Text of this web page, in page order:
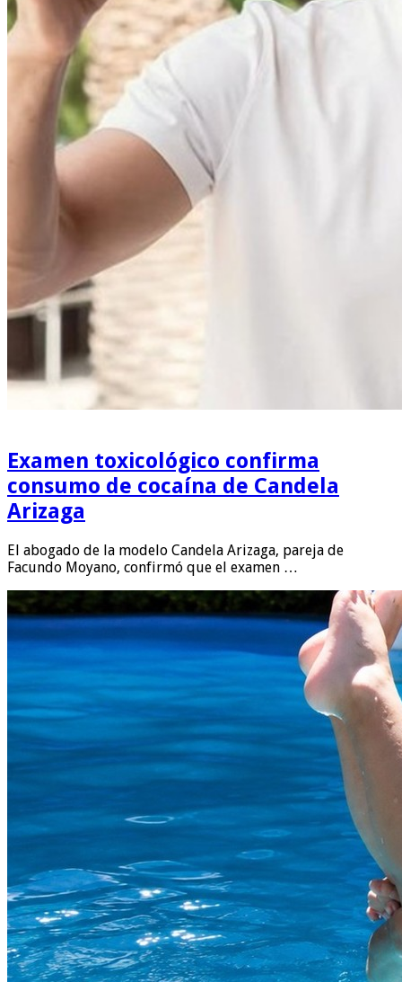
Examen toxicológico confirma
consumo de cocaína de Candela
Arizaga
El abogado de la modelo Candela Arizaga, pareja de
Facundo Moyano, confirmó que el examen …